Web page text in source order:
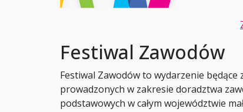
Festiwal Zawodów
Festiwal Zawodów to wydarzenie będące
prowadzonych w zakresie doradztwa
podstawowych w całym województwie